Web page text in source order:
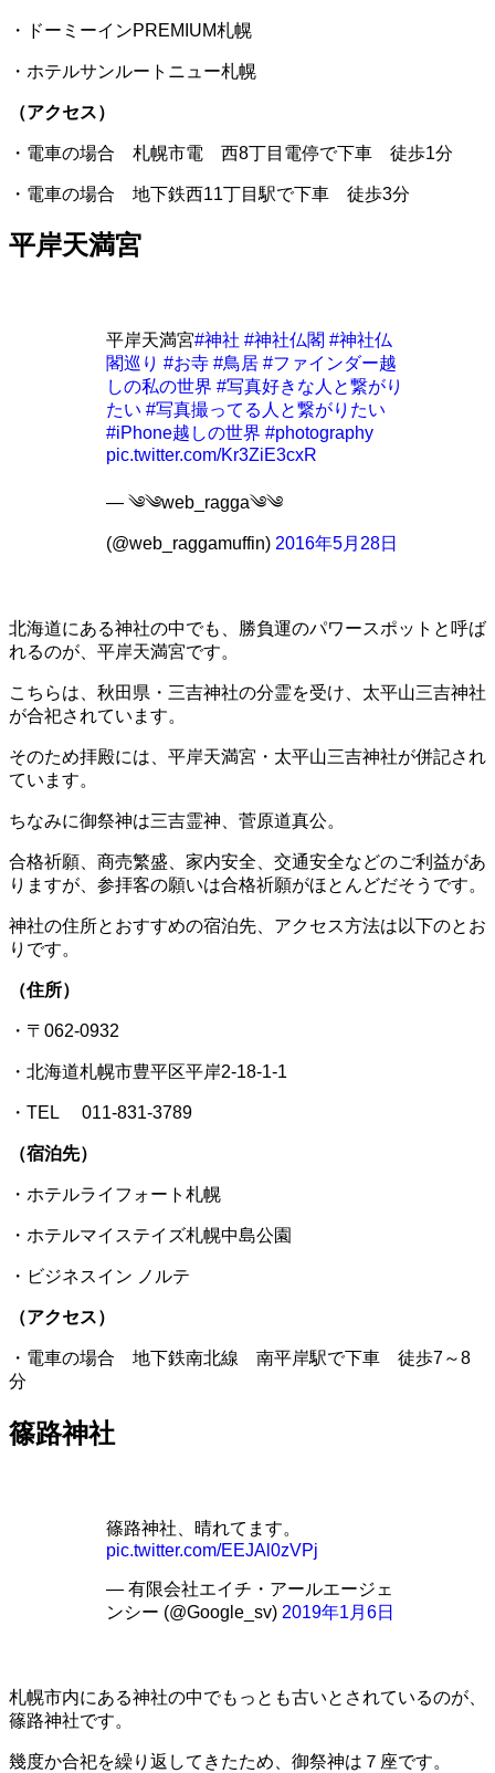
・ドーミーインPREMIUM札幌
・ホテルサンルートニュー札幌
（アクセス）
・電車の場合 札幌市電 西8丁目電停で下車 徒歩1分
・電車の場合 地下鉄西11丁目駅で下車 徒歩3分
平岸天満宮
平岸天満宮#神社 #神社仏閣 #神社仏
閣巡り #お寺 #鳥居 #ファインダー越
しの私の世界 #写真好きな人と繋がり
たい #写真撮ってる人と繋がりたい
#iPhone越しの世界 #photography
pic.twitter.com/Kr3ZiE3cxR
— ༄༄web_ragga༄༄
(@web_raggamuffin) 2016年5月28日
北海道にある神社の中でも、勝負運のパワースポットと呼ば
れるのが、平岸天満宮です。
こちらは、秋田県・三吉神社の分霊を受け、太平山三吉神社
が合祀されています。
そのため拝殿には、平岸天満宮・太平山三吉神社が併記され
ています。
ちなみに御祭神は三吉霊神、菅原道真公。
合格祈願、商売繁盛、家内安全、交通安全などのご利益があ
りますが、参拝客の願いは合格祈願がほとんどだそうです。
神社の住所とおすすめの宿泊先、アクセス方法は以下のとお
りです。
（住所）
・〒062-0932
・北海道札幌市豊平区平岸2-18-1-1
・TEL 011-831-3789
（宿泊先）
・ホテルライフォート札幌
・ホテルマイステイズ札幌中島公園
・ビジネスイン ノルテ
（アクセス）
・電車の場合 地下鉄南北線 南平岸駅で下車 徒歩7～8
分
篠路神社
篠路神社、晴れてます。
pic.twitter.com/EEJAl0zVPj
— 有限会社エイチ・アールエージェ
ンシー (@Google_sv) 2019年1月6日
札幌市内にある神社の中でもっとも古いとされているのが、
篠路神社です。
幾度か合祀を繰り返してきたため、御祭神は７座です。